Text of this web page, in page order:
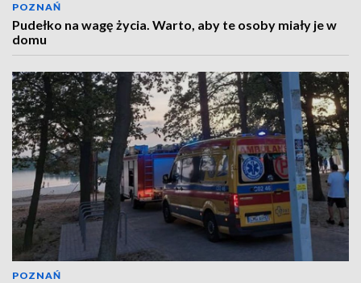
POZNAŃ
Pudełko na wagę życia. Warto, aby te osoby miały je w
domu
POZNAŃ